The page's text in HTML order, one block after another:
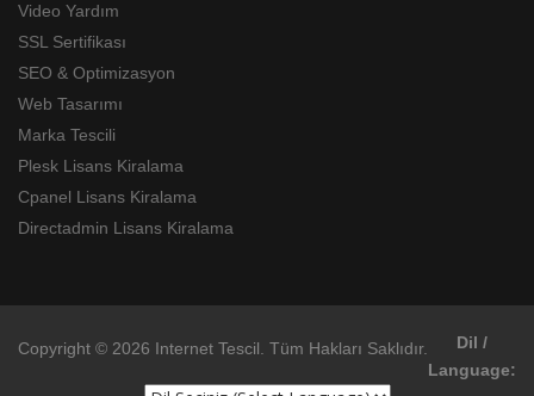
Video Yardım
SSL Sertifikası
SEO & Optimizasyon
Web Tasarımı
Marka Tescili
Plesk Lisans Kiralama
Cpanel Lisans Kiralama
Directadmin Lisans Kiralama
Copyright © 2026 Internet Tescil. Tüm Hakları Saklıdır.
Dil /
Language: